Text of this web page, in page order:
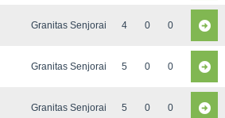
Granitas Senjorai 4 0 0
Granitas Senjorai 5 0 0
Granitas Senjorai 5 0 0